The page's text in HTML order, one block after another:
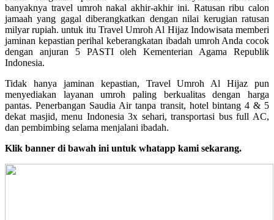
banyaknya travel umroh nakal akhir-akhir ini. Ratusan ribu calon
jamaah yang gagal diberangkatkan dengan nilai kerugian ratusan
milyar rupiah. untuk itu Travel Umroh Al Hijaz Indowisata memberi
jaminan kepastian perihal keberangkatan ibadah umroh Anda cocok
dengan anjuran 5 PASTI oleh Kementerian Agama Republik
Indonesia.
Tidak hanya jaminan kepastian, Travel Umroh Al Hijaz pun
menyediakan layanan umroh paling berkualitas dengan harga
pantas. Penerbangan Saudia Air tanpa transit, hotel bintang 4 & 5
dekat masjid, menu Indonesia 3x sehari, transportasi bus full AC,
dan pembimbing selama menjalani ibadah.
Klik banner di bawah ini untuk whatapp kami sekarang.